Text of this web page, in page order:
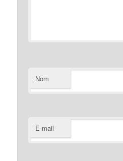
Nom
E-mail